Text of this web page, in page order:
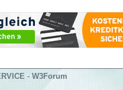
- W3Forum